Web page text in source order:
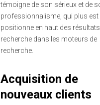
témoigne de son sérieux et de
professionnalisme, qui plus est
positionne en haut des
recherche dans les moteurs de
recherche.
Acquisition de
nouveaux clients